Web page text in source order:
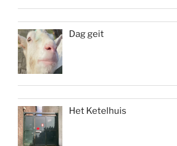
Dag geit
Het Ketelhuis